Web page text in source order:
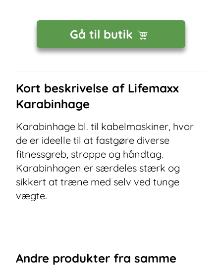
Gå til butik
Kort beskrivelse af Lifemaxx
Karabinhage
Karabinhage bl. til kabelmaskiner, hvor
de er ideelle til at fastgøre diverse
fitnessgreb, stroppe og håndtag.
Karabinhagen er særdeles stærk og
sikkert at træne med selv ved tunge
vægte.
Andre produkter fra samme